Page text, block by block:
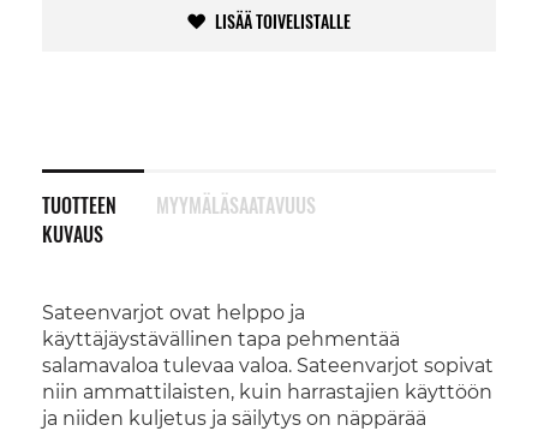
LISÄÄ TOIVELISTALLE
TUOTTEEN
KUVAUS
Sateenvarjot ovat helppo ja
käyttäjäystävällinen tapa pehmentää
salamavaloa tulevaa valoa. Sateenvarjot sopivat
niin ammattilaisten, kuin harrastajien käyttöön
ja niiden kuljetus ja säilytys on näppärää
MYYMÄLÄSAATAVUUS